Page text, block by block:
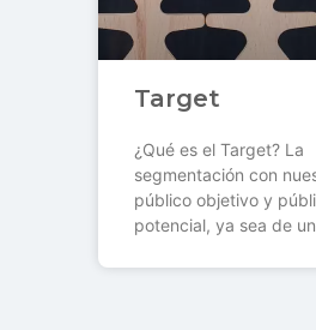
Target
¿Qué es el Target? La
segmentación con
público objetivo y
potencial, ya sea de